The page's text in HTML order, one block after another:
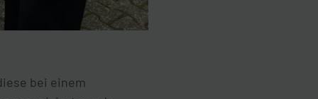
bei einem